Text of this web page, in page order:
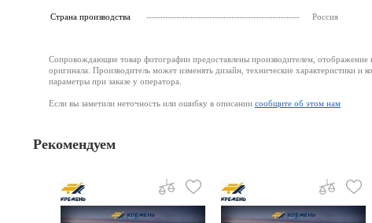
Страна производства Россия
Сопровождающие товар фотографии предоставлены производителем, отображение
оригинала. Производитель может изменять дизайн, технические характеристики
параметры при заказе у оператора.
Если вы заметили неточность или ошибку в описании сообщите об этом нам
Рекомендуем